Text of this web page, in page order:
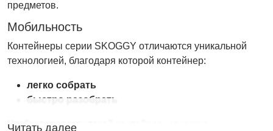
предметов.
Мобильность
Контейнеры серии SKOGGY отличаются уникальной
технологией, благодаря которой контейнер:
легко собрать
быстро разобрать
Чтобы перевезти такой контейнер, не нужна
Читать далее